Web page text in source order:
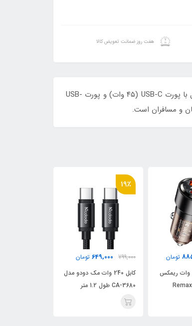
هفت روز ضمانت تعویض کالا
شارژر فندکی مک‌دودو مدل CC-3690 یک شارژر خودرو دوپورته با توان ۷۵ وات و نمایشگر دیجیتال ولتاژ باتری ماشین است. این محصول با پورت USB-C (۴۵ وات) و پورت USB-
تومان
مک دودو مدل
27٪
1,299,000
949,000 تومان
شارژر دیواری 35 وات Awei
مدل PD66